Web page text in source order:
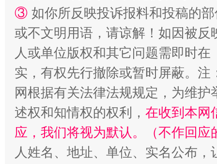
如何以同查同治破解风腐交织难题 养老服
一颗心始终滚烫
③ 如你所反映投诉报料和投稿的
或不文明用语，请谅解！如因被
人或单位版权和其它问题需即时在
实，有权先行撤除或暂时屏蔽。
网根据有关法律法规规定，为维
述权和知情权的权利， 在收到本网
应，我们将视为默认。（不作回应
人姓名、地址、单位、实名公布